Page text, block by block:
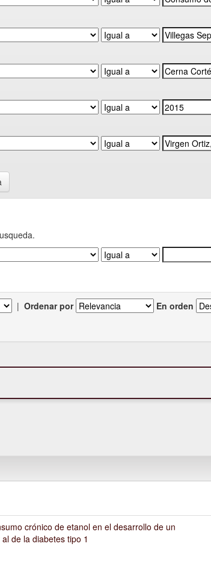
| Ordenar por En orden
crónico de etanol en el desarrollo de un
de la diabetes tipo 1